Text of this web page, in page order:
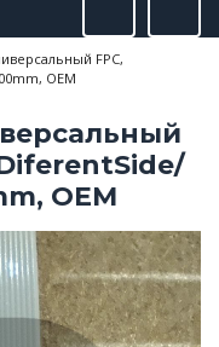
FPC,
OEM
OEM